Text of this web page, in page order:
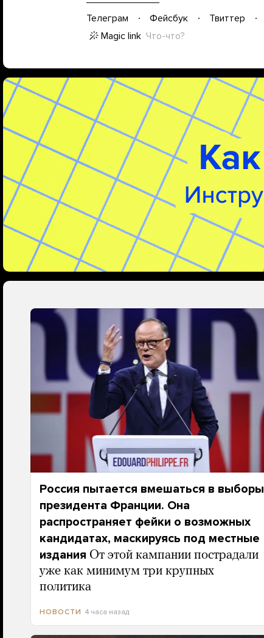
Телеграм Фейсбук Твиттер
Magic link Что-что?
Россия пытается вмешаться в выборы
президента Франции. Она
распространяет фейки о возможных
кандидатах, маскируясь под местные
издания От этой кампании пострадали
уже как минимум три крупных
политика
НОВОСТИ 4 часа назад